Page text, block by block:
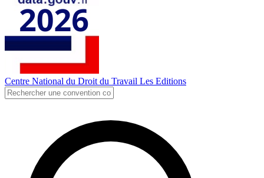
Centre National du Droit du Travail Les Editions